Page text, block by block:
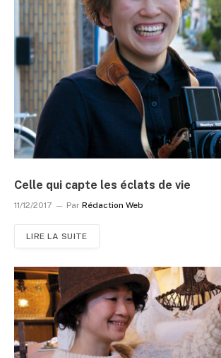
Celle qui capte les éclats de vie
11/12/2017 Par Rédaction Web
LIRE LA SUITE